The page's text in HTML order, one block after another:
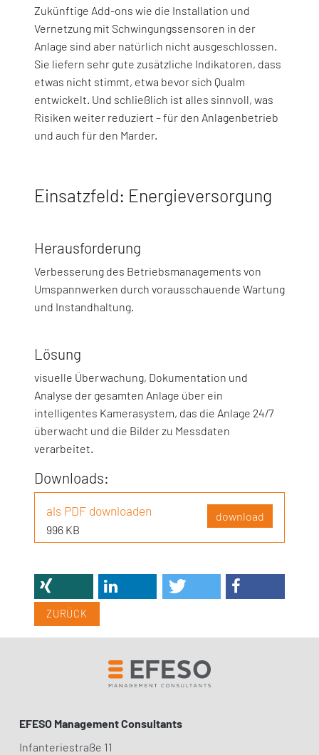
Zukünftige Add-ons wie die Installation und
Vernetzung mit Schwingungssensoren in der
Anlage sind aber natürlich nicht ausgeschlossen.
Sie liefern sehr gute zusätzliche Indikatoren, dass
etwas nicht stimmt, etwa bevor sich Qualm
entwickelt. Und schließlich ist alles sinnvoll, was
Risiken weiter reduziert – für den Anlagenbetrieb
und auch für den Marder.
Einsatzfeld: Energieversorgung
Herausforderung
Verbesserung des Betriebsmanagements von
Umspannwerken durch vorausschauende Wartung
und Instandhaltung.
Lösung
visuelle Überwachung, Dokumentation und
Analyse der gesamten Anlage über ein
intelligentes Kamerasystem, das die Anlage 24/7
überwacht und die Bilder zu Messdaten
verarbeitet.
Downloads:
als PDF downloaden
996 KB
download
ZURÜCK
EFESO Management Consultants
Infanteriestraße 11